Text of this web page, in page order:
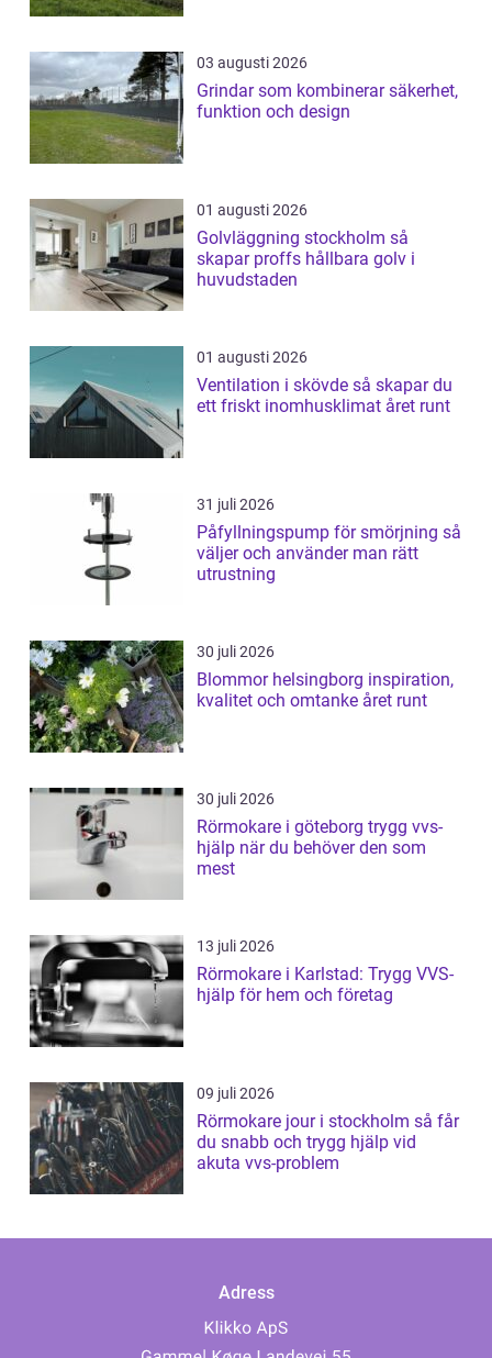
03 augusti 2026
Grindar som kombinerar säkerhet,
funktion och design
01 augusti 2026
Golvläggning stockholm så
skapar proffs hållbara golv i
huvudstaden
01 augusti 2026
Ventilation i skövde så skapar du
ett friskt inomhusklimat året runt
31 juli 2026
Påfyllningspump för smörjning så
väljer och använder man rätt
utrustning
30 juli 2026
Blommor helsingborg inspiration,
kvalitet och omtanke året runt
30 juli 2026
Rörmokare i göteborg trygg vvs-
hjälp när du behöver den som
mest
13 juli 2026
Rörmokare i Karlstad: Trygg VVS-
hjälp för hem och företag
09 juli 2026
Rörmokare jour i stockholm så får
du snabb och trygg hjälp vid
akuta vvs-problem
Adress